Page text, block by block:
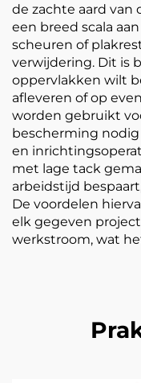
de zachte aard van
een breed scala
scheuren of
verwijdering. Dit is
oppervlakken wilt
afleveren of op
worden gebruikt
bescherming
en
met lage tack
arbeidstijd
De voordelen
elk gegeven
werkstroom, wat